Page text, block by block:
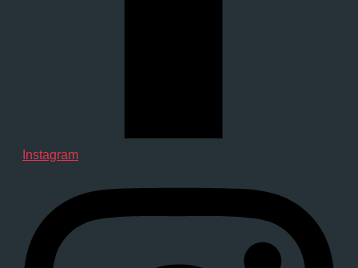
Instagram